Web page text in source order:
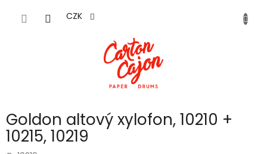
CZK
Goldon altový xylofon, 10210 +
10215, 10219